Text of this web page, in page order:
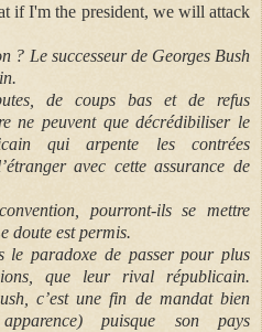
if I'm the president, we will attack
? Le successeur de Georges Bush
de coups bas et de refus
ne peuvent que décrédibiliser le
qui arpente les contrées
avec cette assurance de
pourront-ils se mettre
doute est permis.
le paradoxe de passer pour plus
que leur rival républicain.
c’est une fin de mandat bien
puisque son pays